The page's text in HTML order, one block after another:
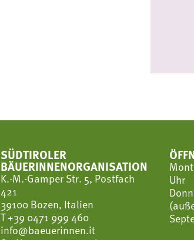
SÜDTIROLER
BÄUERINNENORGANISATION
K.-M.-Gamper Str. 5, Postfach
421
39100 Bozen, Italien
T+39 0471 999 460
info@baeuerinnen.it
Uhr